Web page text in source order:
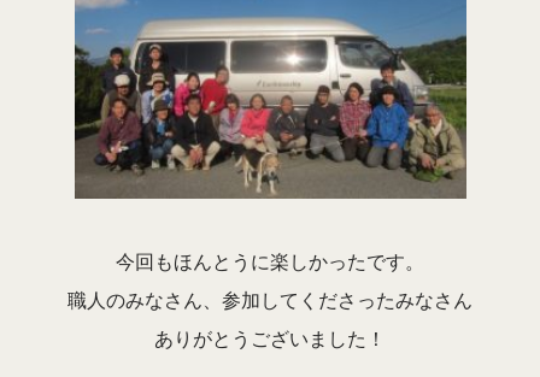
今回もほんとうに楽しかったです。
職人のみなさん、参加してくださったみなさん
ありがとうございました！